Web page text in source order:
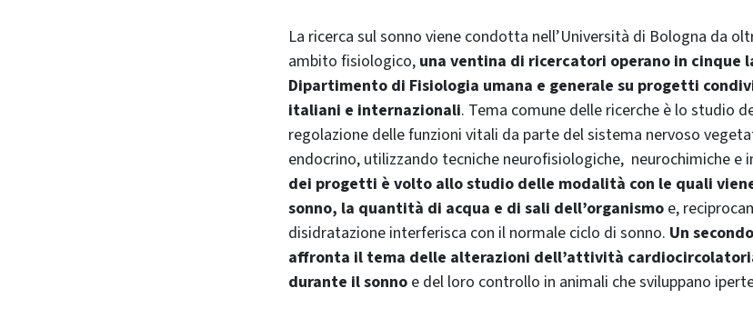
La ricerca sul sonno viene condotta nell’Università di Bologna da
ambito fisiologico, una ventina di ricercatori operano in cinque
Dipartimento di Fisiologia umana e generale su progetti
italiani e internazionali. Tema comune delle ricerche è lo studio
regolazione delle funzioni vitali da parte del sistema nervoso
endocrino, utilizzando tecniche neurofisiologiche, neurochimiche e
dei progetti è volto allo studio delle modalità con le quali
sonno, la quantità di acqua e di sali dell’organismo e,
disidratazione interferisca con il normale ciclo di sonno. Un
affronta il tema delle alterazioni dell’attività
durante il sonno e del loro controllo in animali che sviluppano